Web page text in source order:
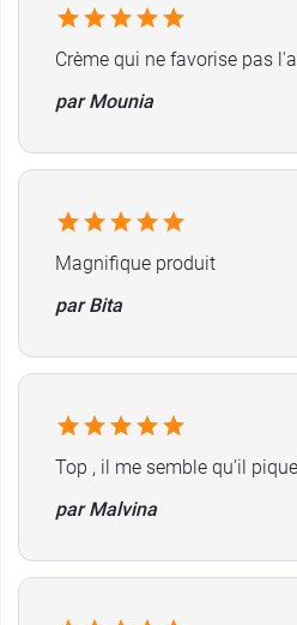
Crème qui ne favorise pas
par Mounia
Magnifique produit
par Bita
Top , il me semble qu’il
par Malvina